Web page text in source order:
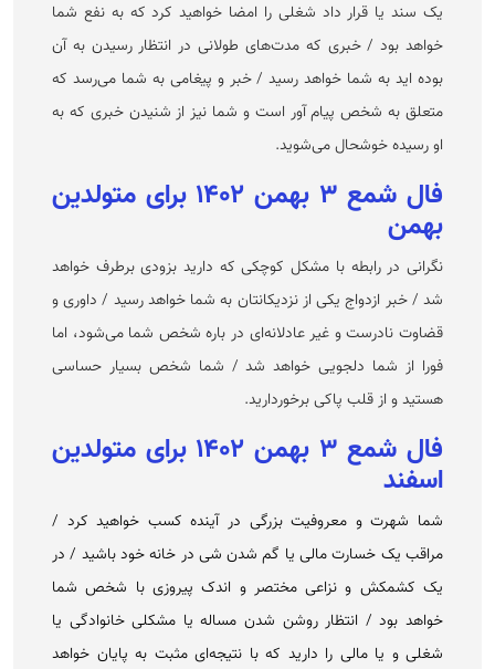
یک سند یا قرار داد شغلی را امضا خواهید کرد که به نفع شما
خواهد بود / خبری که مدت‌های طولانی در انتظار رسیدن به آن
بوده اید به شما خواهد رسید / خبر و پیغامی به شما می‌رسد که
متعلق به شخص پیام آور است و شما نیز از شنیدن خبری که به
او رسیده خوشحال می‌شوید.
فال شمع ۳ بهمن ۱۴۰۲ برای متولدین
بهمن
نگرانی در رابطه با مشکل کوچکی که دارید بزودی برطرف خواهد
شد / خبر ازدواج یکی از نزدیکانتان به شما خواهد رسید / داوری و
قضاوت نادرست و غیر عادلانه‌ای در باره شخص شما می‌شود، اما
فورا از شما دلجویی خواهد شد / شما شخص بسیار حساسی
هستید و از قلب پاکی برخوردارید.
فال شمع ۳ بهمن ۱۴۰۲ برای متولدین
اسفند
شما شهرت و معروفیت بزرگی در آینده کسب خواهید کرد /
مراقب یک خسارت مالی یا گم شدن شی در خانه خود باشید / در
یک کشمکش و نزاعی مختصر و اندک پیروزی با شخص شما
خواهد بود / انتظار روشن شدن مساله یا مشکلی خانوادگی یا
شغلی و یا مالی را دارید که با نتیجه‌ای مثبت به پایان خواهد